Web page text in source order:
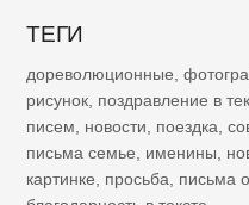
ТЕГИ
дореволюционные
рисунок поздравление в
писем
новости поездка
письма семье
именины
картинке
просьба письма